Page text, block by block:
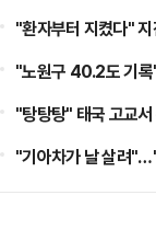
"환자부터 지켰다"
"노원구 40.2도 기
"탕탕탕" 태국 고교
"기아차가 날 살려